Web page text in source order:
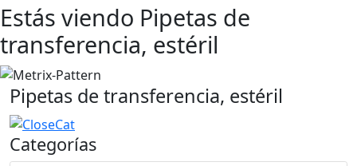
Estás viendo Pipetas de
transferencia, estéril
Pipetas de transferencia, estéril
Categorías